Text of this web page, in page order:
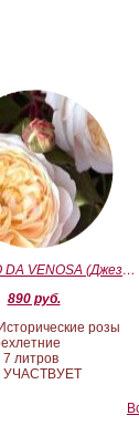
GESUALDO DA VENOSA (Джезуальдо Ди Веноза)
890 руб.
розы
7 литров